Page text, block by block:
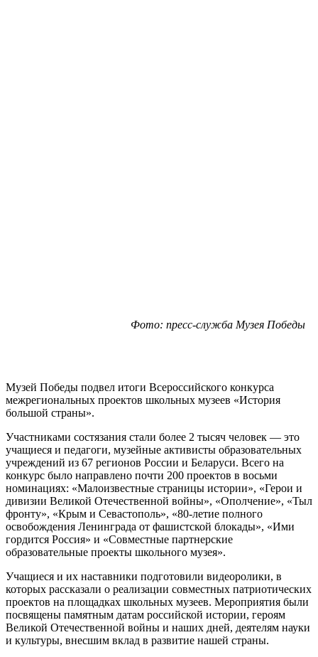
Фото: пресс-служба Музея Победы
Музей Победы подвел итоги Всероссийского конкурса
межрегиональных проектов школьных музеев «История
большой страны».
Участниками состязания стали более 2 тысяч человек — это
учащиеся и педагоги, музейные активисты образовательных
учреждений из 67 регионов России и Беларуси. Всего на
конкурс было направлено почти 200 проектов в восьми
номинациях: «Малоизвестные страницы истории», «Герои и
дивизии Великой Отечественной войны», «Ополчение», «Тыл
фронту», «Крым и Севастополь», «80-летие полного
освобождения Ленинграда от фашистской блокады», «Ими
гордится Россия» и «Совместные партнерские
образовательные проекты школьного музея».
Учащиеся и их наставники подготовили видеоролики, в
которых рассказали о реализации совместных патриотических
проектов на площадках школьных музеев. Мероприятия были
посвящены памятным датам российской истории, героям
Великой Отечественной войны и наших дней, деятелям науки
и культуры, внесшим вклад в развитие нашей страны.